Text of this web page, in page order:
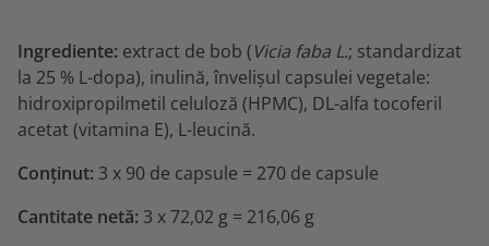
Ingrediente: extract de bob (Vicia faba L.; standardizat
la 25 % L-dopa), inulină, învelișul capsulei vegetale:
hidroxipropilmetil celuloză (HPMC), DL-alfa tocoferil
acetat (vitamina E), L-leucină.
Conținut: 3 x 90 de capsule = 270 de capsule
Cantitate netă: 3 x 72,02 g = 216,06 g